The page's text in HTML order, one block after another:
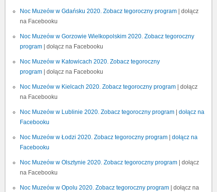
Noc Muzeów w Gdańsku 2020. Zobacz tegoroczny program | dołącz
na Facebooku
Noc Muzeów w Gorzowie Wielkopolskim 2020. Zobacz tegoroczny
program | dołącz na Facebooku
Noc Muzeów w Katowicach 2020. Zobacz tegoroczny
program | dołącz na Facebooku
Noc Muzeów w Kielcach 2020. Zobacz tegoroczny program | dołącz
na Facebooku
Noc Muzeów w Lublinie 2020. Zobacz tegoroczny program
dołącz na
Facebooku
Noc Muzeów w Łodzi 2020. Zobacz tegoroczny program
dołącz na
Facebooku
Noc Muzeów w Olsztynie 2020. Zobacz tegoroczny program | dołącz
na Facebooku
Noc Muzeów w Opolu 2020. Zobacz tegoroczny program | dołącz na